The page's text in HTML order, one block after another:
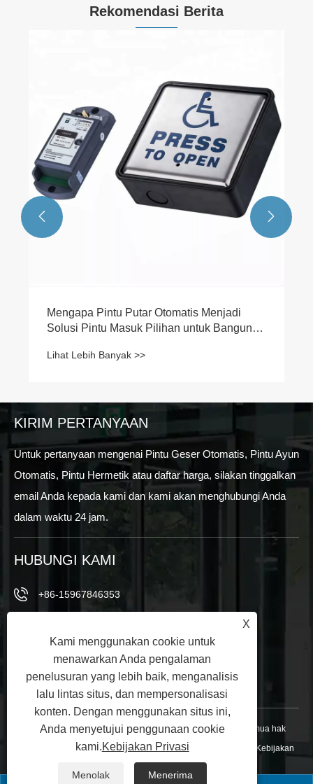
Rekomendasi Berita
Bangunan Anda Lebih Tahan Lama？
Lihat Lebih Banyak >>
 
KIRIM PERTANYAAN
Untuk pertanyaan mengenai Pintu Geser Otomatis, Pintu Ayun
Otomatis, Pintu Hermetik atau daftar harga, silakan tinggalkan
email Anda kepada kami dan kami akan menghubungi Anda
dalam waktu 24 jam.
HUBUNGI KAMI
+86-15967846353
info@vezedoors.com
Di Taman Industri, Kota Hemudi, Kantor, China
Hak Cipta © 2024 Ningbo Veze Automatic Door Co., Ltd. Semua hak
dilindungi undang -undang.Links |Sitemap
Kebijakan
X
Kami menggunakan cookie untuk
menawarkan Anda pengalaman
penelusuran yang lebih baik, menganalisis
lalu lintas situs, dan mempersonalisasi
konten. Dengan menggunakan situs ini,
Anda menyetujui penggunaan cookie
kami.Kebijakan Privasi
Menolak Menerima